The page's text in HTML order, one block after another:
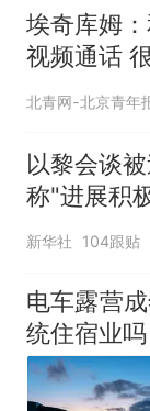
埃奇库姆
视频通话
若无其事
北青网-北京青年
以黎会谈
称"进展积
新华社 104跟贴
电车露营
统住宿业吗